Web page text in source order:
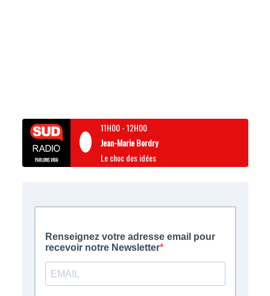
11H00-12H00
Jean-Marie Bordry
Le choc des idées